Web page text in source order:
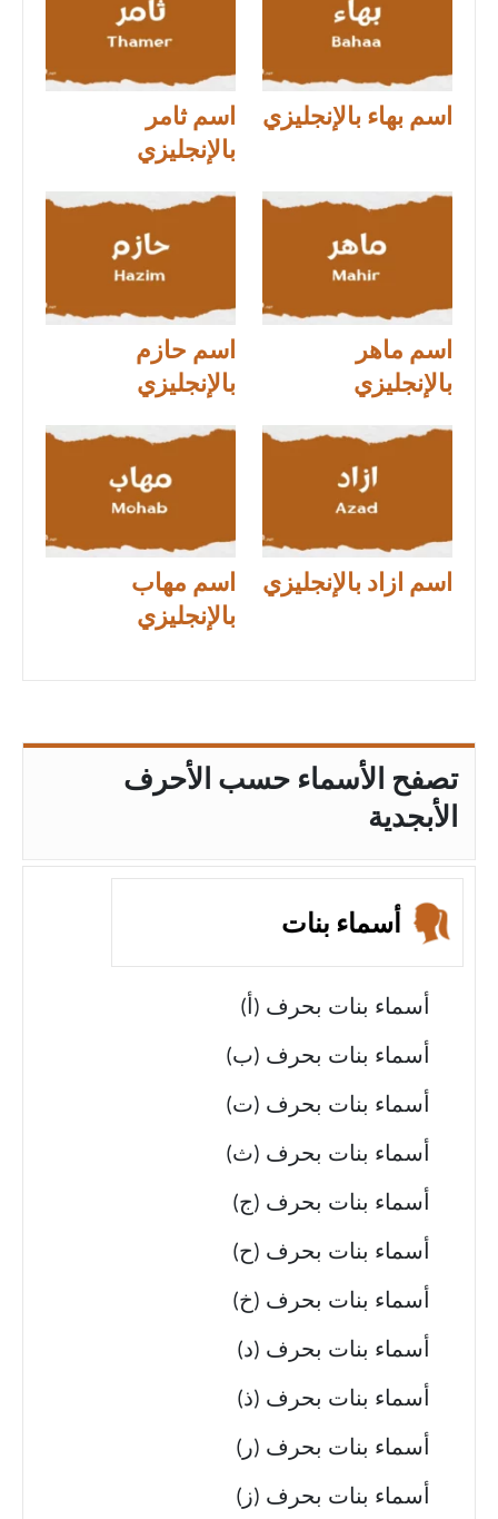
اسم بهاء بالإنجليزي
اسم ثامر
بالإنجليزي
اسم ماهر
بالإنجليزي
اسم حازم
بالإنجليزي
اسم ازاد بالإنجليزي
اسم مهاب
بالإنجليزي
تصفح الأسماء حسب الأحرف
الأبجدية
أسماء بنات
أسماء بنات بحرف (أ)
أسماء بنات بحرف (ب)
أسماء بنات بحرف (ت)
أسماء بنات بحرف (ث)
أسماء بنات بحرف (ج)
أسماء بنات بحرف (ح)
أسماء بنات بحرف (خ)
أسماء بنات بحرف (د)
أسماء بنات بحرف (ذ)
أسماء بنات بحرف (ر)
أسماء بنات بحرف (ز)